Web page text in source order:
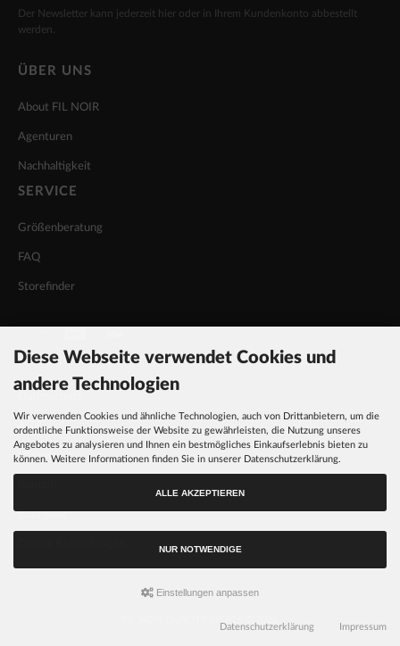
Der Newsletter kann jederzeit hier oder in Ihrem Kundenkonto abbestellt
werden.
ÜBER UNS
About FIL NOIR
Agenturen
Nachhaltigkeit
SERVICE
Größenberatung
FAQ
Storefinder
INFORMATIONEN
AGB
Impressum
Rückgabe
Diese Webseite verwendet Cookies und
andere Technologien
Wir verwenden Cookies und ähnliche Technologien, auch von Drittanbietern, um die
ordentliche Funktionsweise der Website zu gewährleisten, die Nutzung unseres
Angebotes zu analysieren und Ihnen ein bestmögliches Einkaufserlebnis bieten zu
können. Weitere Informationen finden Sie in unserer Datenschutzerklärung.
ALLE AKZEPTIEREN
NUR NOTWENDIGE
Einstellungen anpassen
Datenschutzerklärung Impressum